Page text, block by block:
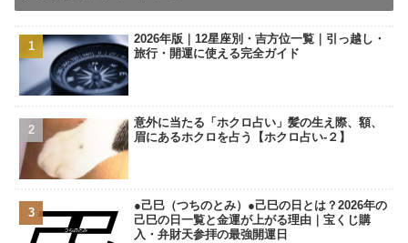
2026年版｜12星座別・吉方位一覧｜引っ越し・
旅行・開運に使える完全ガイド
意外に当たる「ホクロ占い」髪の生え際、額、
眉にあるホクロを占う【ホクロ占い‐２】
●己巳（つちのとみ）●己巳の日とは？2026年の
己巳の日一覧と金運が上がる理由｜宝くじ購
入・弁財天参拝の最強開運日